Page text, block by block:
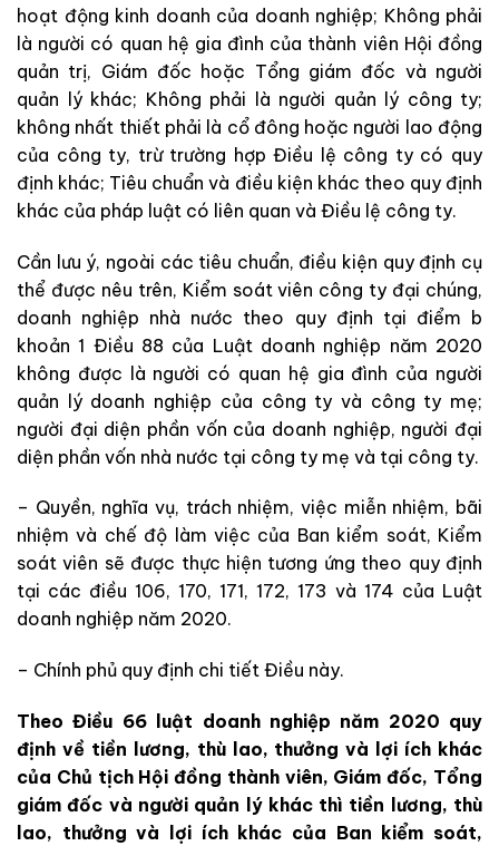
hoạt động kinh doanh của doanh nghiệp; Không phải
là người có quan hệ gia đình của thành viên Hội đồng
quản trị, Giám đốc hoặc Tổng giám đốc và người
quản lý khác; Không phải là người quản lý công ty;
không nhất thiết phải là cổ đông hoặc người lao động
của công ty, trừ trường hợp Điều lệ công ty có quy
định khác; Tiêu chuẩn và điều kiện khác theo quy định
khác của pháp luật có liên quan và Điều lệ công ty.
Cần lưu ý, ngoài các tiêu chuẩn, điều kiện quy định cụ
thể được nêu trên, Kiểm soát viên công ty đại chúng,
doanh nghiệp nhà nước theo quy định tại điểm b
khoản 1 Điều 88 của Luật doanh nghiệp năm 2020
không được là người có quan hệ gia đình của người
quản lý doanh nghiệp của công ty và công ty mẹ;
người đại diện phần vốn của doanh nghiệp, người đại
diện phần vốn nhà nước tại công ty mẹ và tại công ty.
– Quyền, nghĩa vụ, trách nhiệm, việc miễn nhiệm, bãi
nhiệm và chế độ làm việc của Ban kiểm soát, Kiểm
soát viên sẽ được thực hiện tương ứng theo quy định
tại các điều 106, 170, 171, 172, 173 và 174 của Luật
doanh nghiệp năm 2020.
– Chính phủ quy định chi tiết Điều này.
Theo Điều 66 luật doanh nghiệp năm 2020 quy
định về tiền lương, thù lao, thưởng và lợi ích khác
của Chủ tịch Hội đồng thành viên, Giám đốc, Tổng
giám đốc và người quản lý khác thì tiền lương, thù
lao, thưởng và lợi ích khác của Ban kiểm soát,